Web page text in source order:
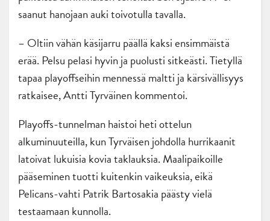
saanut hanojaan auki toivotulla tavalla.
– Oltiin vähän käsijarru päällä kaksi ensimmäistä
erää. Pelsu pelasi hyvin ja puolusti sitkeästi. Tietyllä
tapaa playoffseihin mennessä maltti ja kärsivällisyys
ratkaisee, Antti Tyrväinen kommentoi.
Playoffs-tunnelman haistoi heti ottelun
alkuminuuteilla, kun Tyrväisen johdolla hurrikaanit
latoivat lukuisia kovia taklauksia. Maalipaikoille
pääseminen tuotti kuitenkin vaikeuksia, eikä
Pelicans-vahti Patrik Bartosakia päästy vielä
testaamaan kunnolla.